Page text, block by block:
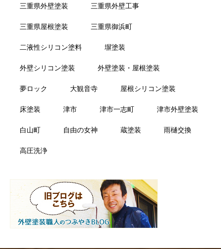
三重県外壁塗装 三重県外壁工事
三重県屋根塗装 三重県御浜町
二液性シリコン塗料 塀塗装
外壁シリコン塗装 外壁塗装・屋根塗装
夢ロック 大観音寺 屋根シリコン塗装
床塗装 津市 津市一志町 津市外壁塗装
白山町 自由の女神 蔵塗装 雨樋交換
高圧洗浄